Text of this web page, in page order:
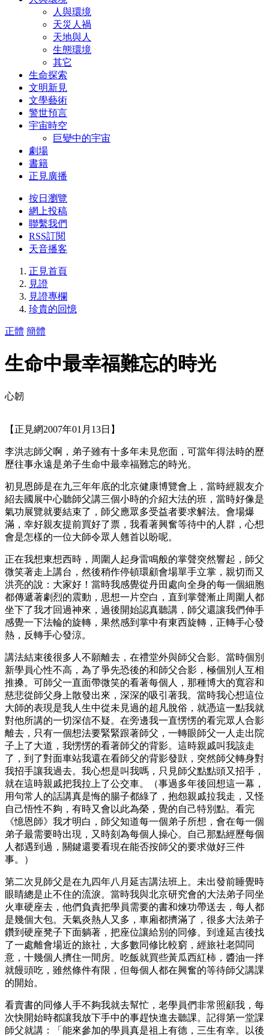
人與環境
天災人禍
天地與人
生態環境
其它
生命探索
文明新見
文學藝術
警世預言
宇宙時空
巨變中的宇宙
劇場
書籍
正見廣播
按日瀏覽
網上投稿
聯繫我們
RSS訂閱
天音播客
正見首頁
見證
見證專欄
珍貴的回憶
正體 簡體
生命中最幸福難忘的時光
心韌
【正見網2007年01月13日】
李洪志師父啊，弟子雖有十多年未見您面，可當年得法時的歷
歷往事永遠是弟子生命中最幸福難忘的時光。
初見恩師是在九三年年底的北京健康博覽會上，當時經親友介
紹去國展中心聽師父講三個小時的介紹大法的班，當時好像是
氣功展覽就要結束了，師父應眾多受益者要求解法。會場爆
滿，幸好親友提前買好了票，我看著興奮等待中的人群，心想
會是怎樣的一位大師令眾人翹首以盼呢。
正在我想東想西時，周圍人起身雷鳴般的掌聲突然響起，師父
微笑著走上講台，然後稍作停頓環顧會場單手立掌，親切而又
洪亮的說：大家好！當時我感覺從丹田處向全身的每一個細胞
都傳遞著劇烈的震動，思想一片空白，直到掌聲漸止周圍人都
坐下了我才回過神來，過後開始認真聽講，師父還讓我們伸手
感覺一下法輪的旋轉，果然感到掌中有東西旋轉，正轉手心發
熱，反轉手心發涼。
講法結束後很多人不願離去，在禮堂外與師父合影。當時個別
新學員心性不高，為了爭先恐後的和師父合影，極個別人互相
推搡。可師父一直面帶微笑的看著每個人，那種博大的寬容和
慈悲從師父身上散發出來，深深的吸引著我。當時我心想這位
大師的表現是我人生中從未見過的超凡脫俗，就憑這一點我就
對他所講的一切深信不疑。在旁邊我一直愣愣的看完眾人合影
離去，只有一個想法要緊緊跟著師父，一轉眼師父一人走出院
子上了大道，我愣愣的看著師父的背影。這時親戚叫我該走
了，到了對面車站我還在看師父的背影發獃，突然師父轉身對
我招手讓我過去。我心想是叫我嗎，只見師父點點頭又招手，
就在這時親戚把我拉上了公交車。（事過多年後回想這一幕，
用句常人的話講真是悔的腸子都綠了，抱怨親戚拉我走，又怪
自己悟性不夠，有時又會以此為榮，覺的自己特別點。看完
《憶恩師》我才明白，師父知道每一個弟子所想，會在每一個
弟子最需要時出現，又時刻為每個人操心。自己那點經歷每個
人都遇到過，關鍵還要看現在能否按師父的要求做好三件
事。）
第二次見師父是在九四年八月延吉講法班上。未出發前睡覺時
眼睛總是止不住的流淚。當時我與北京研究會的大法弟子同坐
火車硬座去，他們負責把學員需要的書和煉功帶送去，每人都
是幾個大包。天氣炎熱人又多，車廂都擠滿了，很多大法弟子
鑽到硬座凳子下面躺著，把座位讓給別的同修。到達延吉後找
了一處離會場近的旅社，大多數同修比較窮，經旅社老闆同
意，十幾個人擠住一間房。吃飯就買些黃瓜西紅柿，醬油一拌
就饅頭吃，雖然條件有限，但每個人都在興奮的等待師父講課
的開始。
看賣書的同修人手不夠我就去幫忙，老學員們非常照顧我，每
次快開始時都讓我放下手中的事趕快進去聽課。記得第一堂課
師父就講：「能來參加的學員真是祖上有德，三生有幸。以後